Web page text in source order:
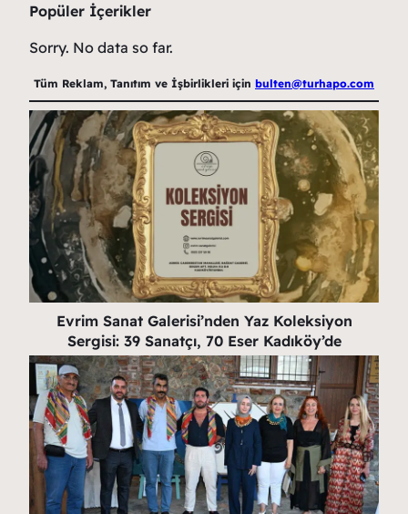
Popüler İçerikler
Sorry. No data so far.
Tüm Reklam, Tanıtım ve İşbirlikleri için bulten@turhapo.com
Evrim Sanat Galerisi’nden Yaz Koleksiyon
Sergisi: 39 Sanatçı, 70 Eser Kadıköy’de